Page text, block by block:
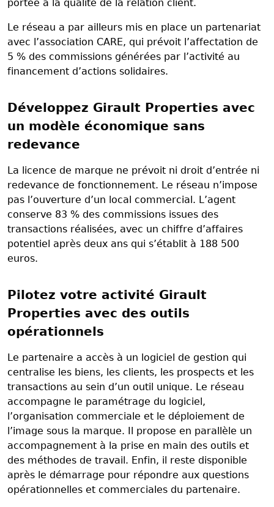
portée à la qualité de la relation client.
Le réseau a par ailleurs mis en place un partenariat
avec l’association CARE, qui prévoit l’affectation de
5 % des commissions générées par l’activité au
financement d’actions solidaires.
Développez Girault Properties avec
un modèle économique sans
redevance
La licence de marque ne prévoit ni droit d’entrée ni
redevance de fonctionnement. Le réseau n’impose
pas l’ouverture d’un local commercial. L’agent
conserve 83 % des commissions issues des
transactions réalisées, avec un chiffre d’affaires
potentiel après deux ans qui s’établit à 188 500
euros.
Pilotez votre activité Girault
Properties avec des outils
opérationnels
Le partenaire a accès à un logiciel de gestion qui
centralise les biens, les clients, les prospects et les
transactions au sein d’un outil unique. Le réseau
accompagne le paramétrage du logiciel,
l’organisation commerciale et le déploiement de
l’image sous la marque. Il propose en parallèle un
accompagnement à la prise en main des outils et
des méthodes de travail. Enfin, il reste disponible
après le démarrage pour répondre aux questions
opérationnelles et commerciales du partenaire.